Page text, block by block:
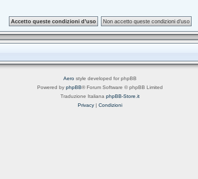
Aero style developed for phpBB
Powered by phpBB® Forum Software © phpBB Limited
Traduzione Italiana phpBB-Store.it
Privacy | Condizioni